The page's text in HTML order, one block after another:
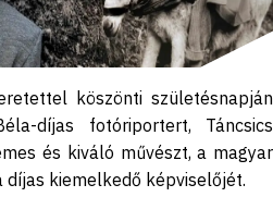
köszönti születésnapján
díjas fotóriportert, Táncsics
és kiváló művészt, a magyar
díjas kiemelkedő képviselőjét.